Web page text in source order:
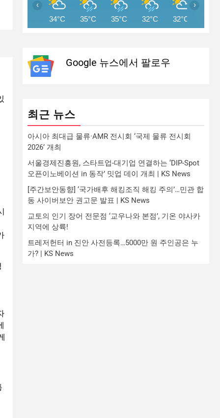
34°C 35°C 35°C 32°C 32°C
‹ ›
Google 뉴스에서 팔로우
최근 뉴스
아시아 최대급 물류·AMR 전시회 ‘국제 물류 전시회
2026’ 개최
서울경제진흥원, 스타트업-대기업 연결하는 ‘DIP-Spot
오픈이노베이션 in 동작’ 밋업 데이 개최 | KS News
[주간보안동향] ‘국가배후 해킹조직 해킹 주의’…민관 합
동 사이버보안 권고문 발표 | KS News
교토의 인기 장어 전문점 ‘교우나와 본점’, 기온 야사카
지역에 상륙!
트레저헌터 in 진안 사전등록…5000만 원 주인공은 누
가? | KS News